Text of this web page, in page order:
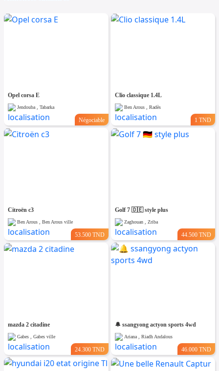
Opel corsa E
Jendouba , Tabarka
Négociable
Clio classique 1.4L
Ben Arous , Radès
1 TND
Citroën c3
Ben Arous , Ben Arous ville
53.500 TND
Golf 7 🇩🇪 style plus
Zaghouan , Zriba
44.500 TND
mazda 2 citadine
Gabes , Gabes ville
24.300 TND
🔔 ssangyong actyon sports 4wd
Ariana , Riadh Andalous
46.000 TND